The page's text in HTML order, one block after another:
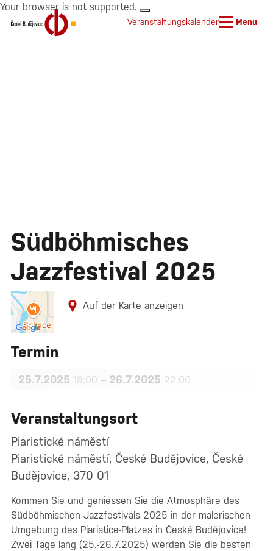
Your browser is not supported.
Veranstaltungskalender Menu
Südböhmisches
Jazzfestival 2025
Auf der Karte anzeigen
Termin
25.7.2025 18:00 – 26.7.2025 22:00
Veranstaltungsort
Piaristické náměstí
Piaristické náměstí, České Budějovice, České
Budějovice, 370 01
Kommen Sie und geniessen Sie die Atmosphäre des
Südböhmischen Jazzfestivals 2025 in der malerischen
Umgebung des Piaristice-Platzes in České Budějovice!
Zwei Tage lang (25.-26.7.2025) werden Sie die besten